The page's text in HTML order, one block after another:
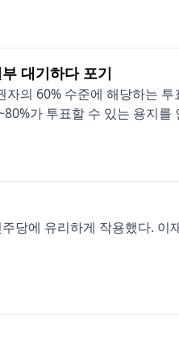
대기하다 포기
의 60% 수준에 해당하는
가 투표할 수 있는 용지를
당에 유리하게 작용했다.